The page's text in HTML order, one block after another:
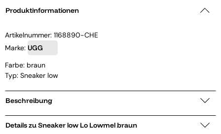
Produktinformationen
Artikelnummer: 1168890-CHE
Marke: UGG
Farbe: braun
Typ: Sneaker low
Beschreibung
Details zu Sneaker low Lo Lowmel braun